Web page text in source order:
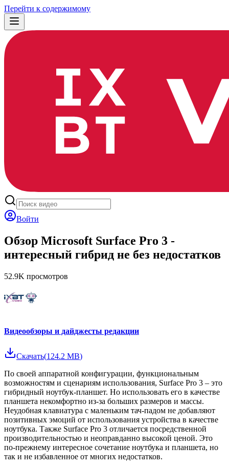
Перейти к содержимому
Войти
Обзор Microsoft Surface Pro 3 -
интересный гибрид не без недостатков
52.9K просмотров
Видеообзоры и дайджесты редакции
Скачать(124.2 MB)
По своей аппаратной конфигурации, функциональным
возможностям и сценариям использования, Surface Pro 3 – это
гибридный ноутбук-планшет. Но использовать его в качестве
планшета некомфортно из-за больших размеров и массы.
Неудобная клавиатура с маленьким тач-падом не добавляют
позитивных эмоций от использования устройства в качестве
ноутбука. Также Surface Pro 3 отличается посредственной
производительностью и неоправданно высокой ценой. Это
по-прежнему интересное сочетание ноутбука и планшета, но
так и не избавленное от многих недостатков.